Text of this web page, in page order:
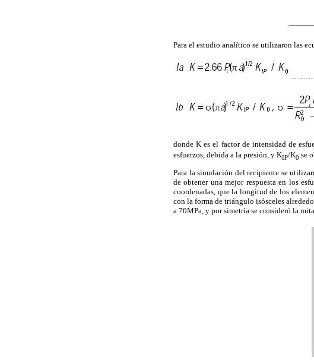
Para el estudio analítico se utilizaron las
donde K es el factor de intensidad de
esfuerzos, debida a la presión, y KIP/K0 se
Para la simulación del recipiente se
de obtener una mejor respuesta en los
coordenadas, que la longitud de los
con la forma de triángulo isósceles
a 70MPa, y por simetría se consideró la